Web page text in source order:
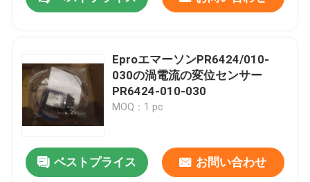
EproエマーソンPR6424/010-
030の渦電流の変位センサー
PR6424-010-030
MOQ：1 pc
ベストプライス お問い合わせ